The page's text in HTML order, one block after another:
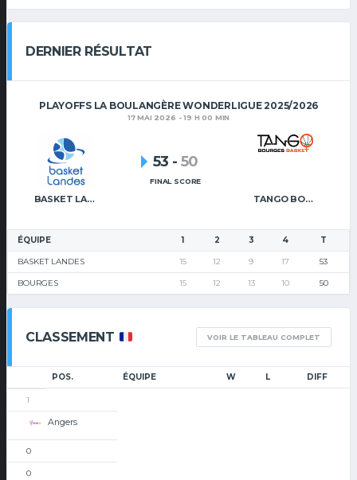
DERNIER RÉSULTAT
PLAYOFFS LA BOULANGÈRE WONDERLIGUE 2025/2026
17 MAI 2026 - 19 H 00 MIN
BASKET LANDES TANGO BOURGES BASKET
53 - 50
FINAL SCORE
ÉQUIPE 1 2 3 4 T
BASKET LANDES 15 12 9 17 53
BOURGES 15 12 13 10 50
CLASSEMENT VOIR LE TABLEAU COMPLET
POS. ÉQUIPE W L DIFF
1
Angers
0
0